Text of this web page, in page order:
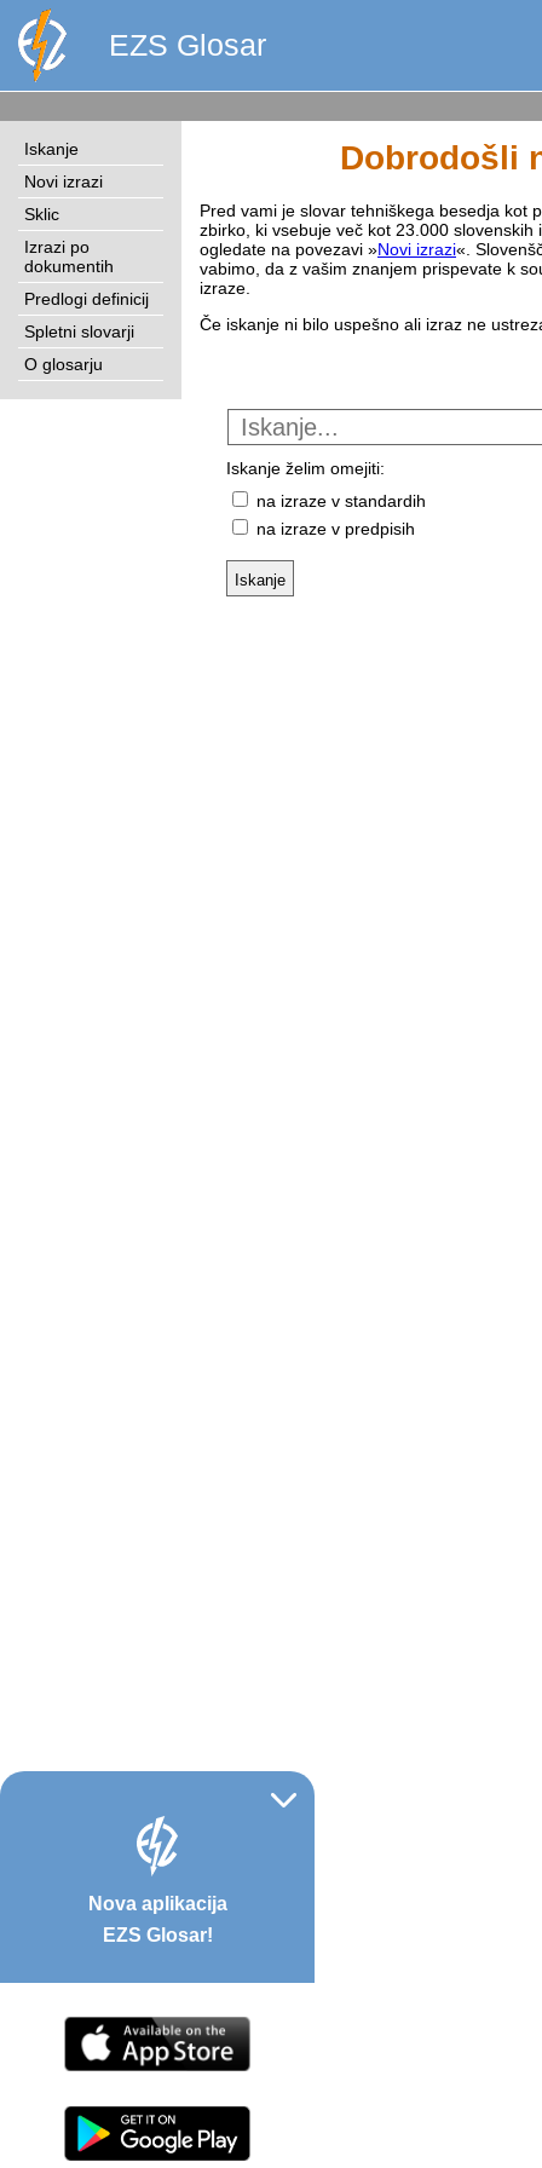
EZS Glosar
Iskanje
Novi izrazi
Sklic
Izrazi po
dokumentih
Predlogi definicij
Spletni slovarji
O glosarju
Dobrodošli
Pred vami je slovar tehniškega besedja kot
zbirko, ki vsebuje več kot 23.000
ogledate na povezavi »Novi izrazi«.
vabimo, da z vašim znanjem prispevate k
izraze.
Če iskanje ni bilo uspešno ali izraz ne
Iskanje želim omejiti:
na izraze v standardih
na izraze v predpisih
Nova aplikacija
EZS Glosar!